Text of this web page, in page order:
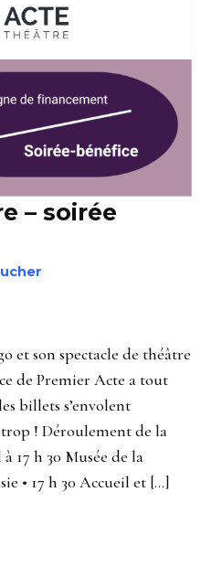
– soirée
et son spectacle de théâtre
de Premier Acte a tout
billets s’envolent
! Déroulement de la
17 h 30 Musée de la
• 17 h 30 Accueil et […]